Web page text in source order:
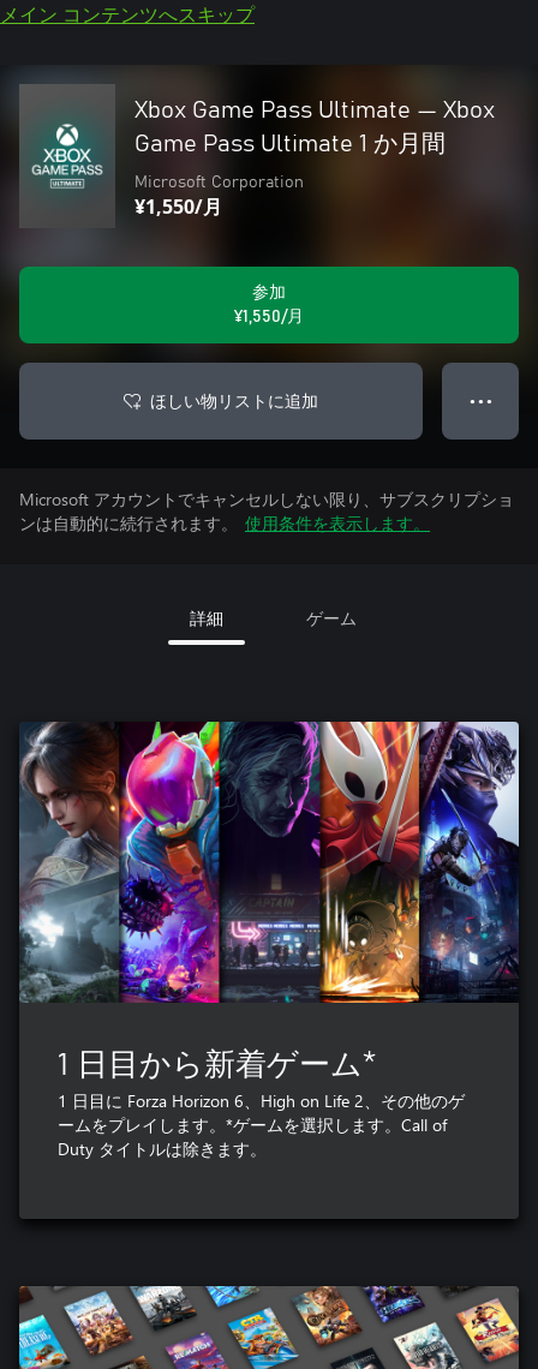
メイン コンテンツへスキップ
Xbox Game Pass Ultimate — Xbox
Game Pass Ultimate 1 か月間
Microsoft Corporation
¥1,550/月
参加
¥1,550/月
ほしい物リストに追加 ● ● ●
Microsoft アカウントでキャンセルしない限り、サブスクリプショ
ンは自動的に続行されます。
使用条件を表示します。
詳細 ゲーム
1 日目から新着ゲーム*
1 日目に Forza Horizon 6、High on Life 2、その他のゲ
ームをプレイします。*ゲームを選択します。Call of
Duty タイトルは除きます。